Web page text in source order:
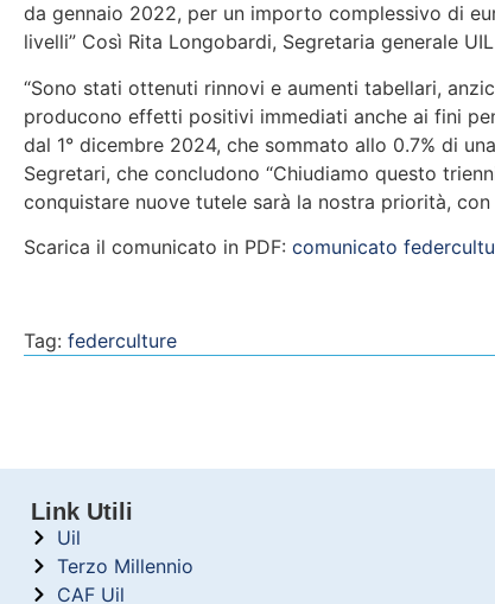
da gennaio 2022, per un importo complessivo di
livelli” Così Rita Longobardi, Segretaria generale
“Sono stati ottenuti rinnovi e aumenti tabellari,
producono effetti positivi immediati anche ai fini
dal 1° dicembre 2024, che sommato allo 0.7% di
Segretari, che concludono “Chiudiamo questo
conquistare nuove tutele sarà la nostra priorità,
Scarica il comunicato in PDF: comunicato
Tag: federculture
Link Utili
Uil
Terzo Millennio
CAF Uil